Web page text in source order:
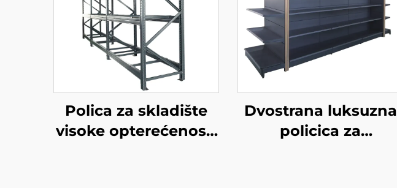
Polica za skladište
visoke opterećenosti
Dvostrana luksuzna
policica za